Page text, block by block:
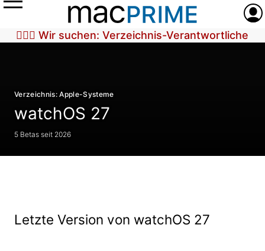
Menü
🕵🏼‍♀️ Wir suchen: Verzeichnis-Verantwortliche
Verzeichnis: Apple-Systeme
watchOS 27
5 Betas seit 2026
Letzte Version von watchOS 27